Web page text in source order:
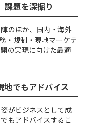
題を深掘り
のほか、国内・海外
・規制・現地マーケテ
の実現に向けた最適
でもアドバイス
がビジネスとして成
もアドバイスするこ